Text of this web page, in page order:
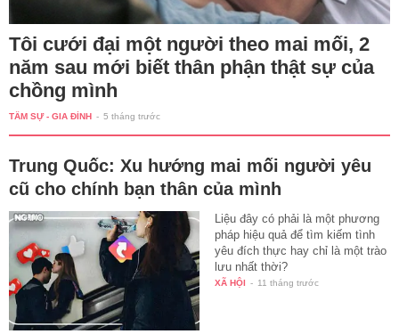
Tôi cưới đại một người theo mai mối, 2
năm sau mới biết thân phận thật sự của
chồng mình
TÂM SỰ - GIA ĐÌNH - 5 tháng trước
Trung Quốc: Xu hướng mai mối người yêu
cũ cho chính bạn thân của mình
Liệu đây có phải là một phương
pháp hiệu quả để tìm kiếm tình
yêu đích thực hay chỉ là một trào
lưu nhất thời?
XÃ HỘI - 11 tháng trước